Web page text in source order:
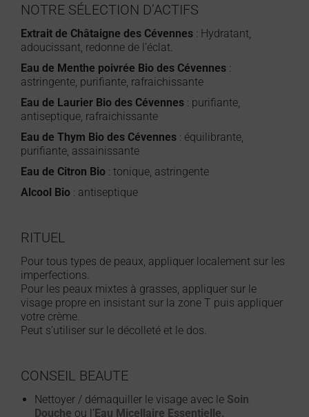
NOTRE SÉLECTION D’ACTIFS
Extrait de Châtaigne des Cévennes : Hydratant,
adoucissant, redonne de l’éclat.
Eau de Menthe poivrée Bio des Cévennes :
astringente, purifiante, rafraichissante
Eau de Laurier Bio des Cévennes : purifiante,
antiseptique, rafraichissante
Eau de Thym Bio des Cévennes : équilibrante,
purifiante, assainissante
Eau de Citron Bio : tonique, astringente
Alcool Bio : antiseptique
RITUEL
Pour tous types de peaux, appliquer localement sur les
imperfections.
Pour les peaux mixtes à grasses, appliquer sur le
visage propre en insistant sur la zone T puis appliquer
votre crème.
Peut s’utiliser sur le décolleté et le dos.
CONSEIL BEAUTE
Nettoyer / démaquiller le visage avec le Soin
Douche ou l’Eau Micellaire Essentielle.